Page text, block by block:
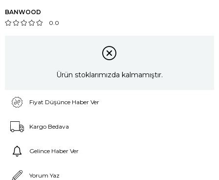
BANWOOD
0.0
Ürün stoklarımızda kalmamıştır.
Fiyat Düşünce Haber Ver
Kargo Bedava
Gelince Haber Ver
Yorum Yaz